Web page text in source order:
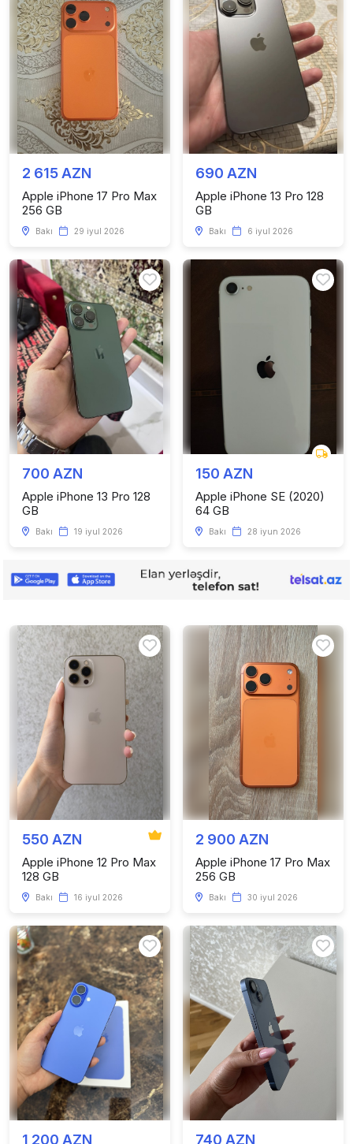
2 615 AZN
Apple iPhone 17 Pro Max
256 GB
Bakı 29 iyul 2026
690 AZN
Apple iPhone 13 Pro 128
GB
Bakı 6 iyul 2026
700 AZN
Apple iPhone 13 Pro 128
GB
Bakı 19 iyul 2026
150 AZN
Apple iPhone SE (2020)
64 GB
Bakı 28 iyun 2026
550 AZN
Apple iPhone 12 Pro Max
128 GB
Bakı 16 iyul 2026
2 900 AZN
Apple iPhone 17 Pro Max
256 GB
Bakı 30 iyul 2026
1 200 AZN 740 AZN